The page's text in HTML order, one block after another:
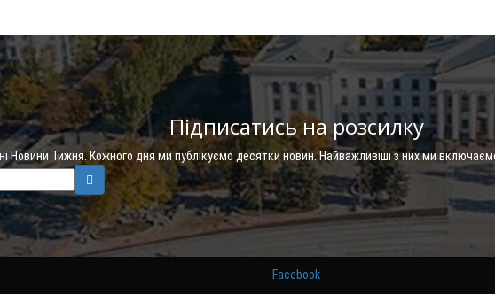
Підписатись на розсилку
Новини Тижня. Кожного дня ми публікуємо десятки новин. Найважливіші з них ми
Facebook